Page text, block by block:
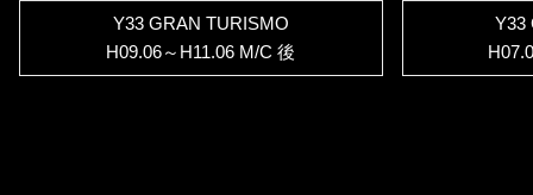
Y33 GRAN TURISMO
H09.06～H11.06 M/C 後
Y33